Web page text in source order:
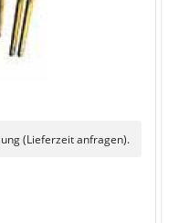
(Lieferzeit anfragen).